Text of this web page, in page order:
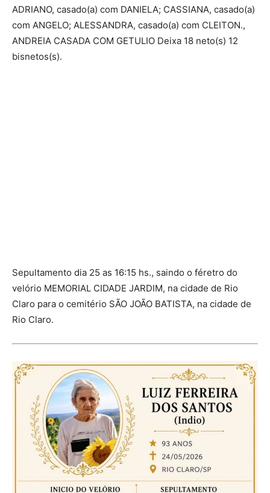
ADRIANO, casado(a) com DANIELA; CASSIANA, casado(a)
com ANGELO; ALESSANDRA, casado(a) com CLEITON.,
ANDREIA CASADA COM GETULIO Deixa 18 neto(s) 12
bisnetos(s).
Sepultamento dia 25 as 16:15 hs., saindo o féretro do
velório MEMORIAL CIDADE JARDIM, na cidade de Rio
Claro para o cemitério SÃO JOÃO BATISTA, na cidade de
Rio Claro.